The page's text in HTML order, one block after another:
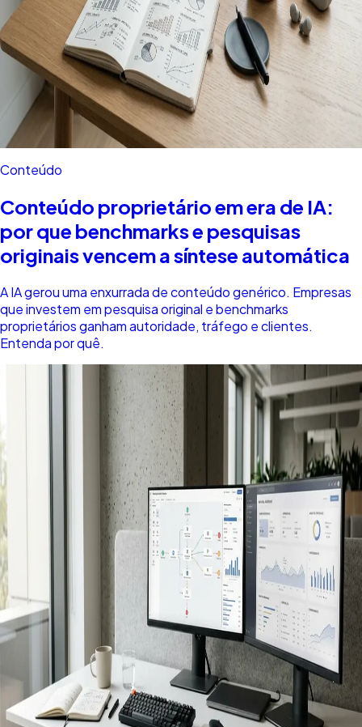
Conteúdo
Conteúdo proprietário em era de IA:
por que benchmarks e pesquisas
originais vencem a síntese automática
A IA gerou uma enxurrada de conteúdo genérico. Empresas
que investem em pesquisa original e benchmarks
proprietários ganham autoridade, tráfego e clientes.
Entenda por quê.